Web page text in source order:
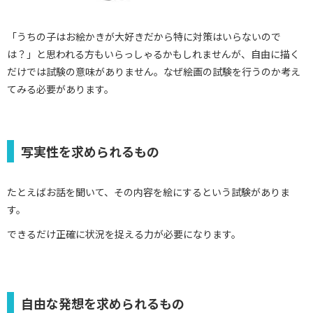
「うちの子はお絵かきが大好きだから特に対策はいらないので
は？」と思われる方もいらっしゃるかもしれませんが、自由に描く
だけでは試験の意味がありません。なぜ絵画の試験を行うのか考え
てみる必要があります。
写実性を求められるもの
たとえばお話を聞いて、その内容を絵にするという試験がありま
す。
できるだけ正確に状況を捉える力が必要になります。
自由な発想を求められるもの